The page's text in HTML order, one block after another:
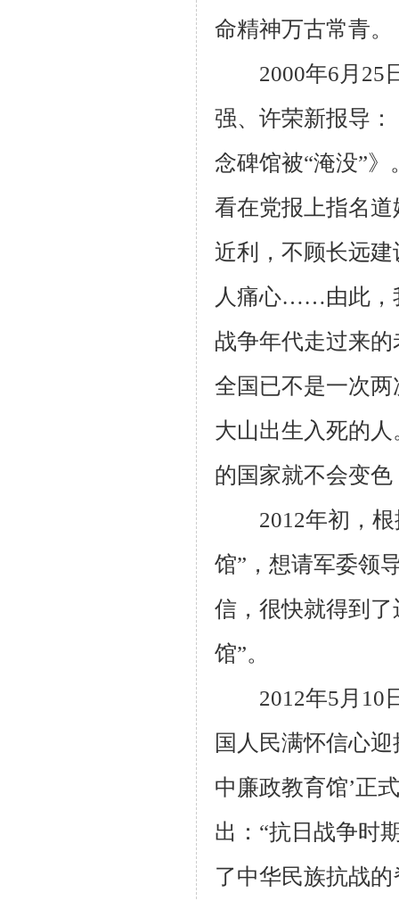
命精神万古常青。
2000年6月 25
强、许荣新报导
念碑馆被“淹没”》
看在党报上指名
近利，不顾长远
人痛心……由此，
战争年代走过来
全国已不是一次
大山出生入死的
的国家就不会变
2012年初，
馆”，想请军委领
信，很快就得到
馆”。
2012年5月 10
国人民满怀信心
中廉政教育馆’正
出：“抗日战争时
了中华民族抗战